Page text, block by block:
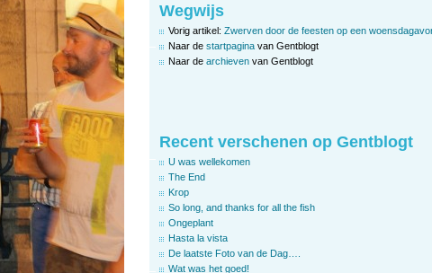
Wegwijs
Vorig artikel: Zwerven door de feesten op een
Naar de startpagina van Gentblogt
Naar de archieven van Gentblogt
Recent verschenen op Gentblogt
U was wellekomen
The End
Krop
So long, and thanks for all the fish
Ongeplant
Hasta la vista
De laatste Foto van de Dag….
Wat was het goed!